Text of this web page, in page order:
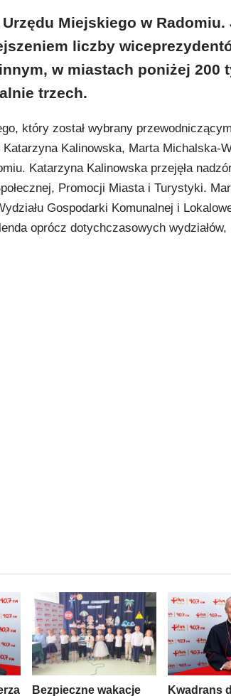
Miejskiego w Radomiu.
liczby
w miastach poniżej 200
trzech.
który został wybrany
Kalinowska, Marta Michalska-
Katarzyna Kalinowska przejęła
Promocji Miasta i Turystyki.
Gospodarki Komunalnej i
oprócz dotychczasowych wydziałów,
Bezpieczne wakacje
Kwadrans